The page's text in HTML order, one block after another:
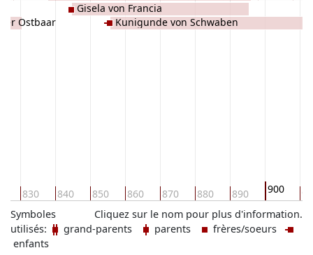
830 840 850 860 870 880 890 900
Ostbaar
Gisela von Francia
Kunigunde von Schwaben
Cliquez sur le nom pour plus d'information.
Symboles
utilisés:
grand-parents parents
frères/soeurs
enfants